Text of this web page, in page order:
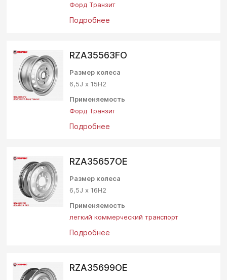
Форд Транзит
Подробнее
RZA35563FO
Размер колеса
6,5J х 15Н2
Применяемость
Форд Транзит
Подробнее
RZA35657OE
Размер колеса
6,5J х 16Н2
Применяемость
легкий коммерческий транспорт
Подробнее
RZA35699OE